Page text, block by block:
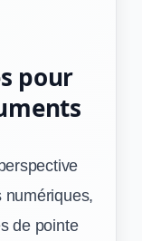
pour
numériques,
de pointe